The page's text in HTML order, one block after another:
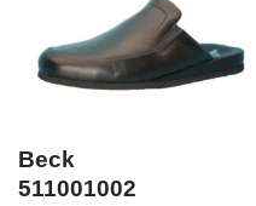
Beck
511001002